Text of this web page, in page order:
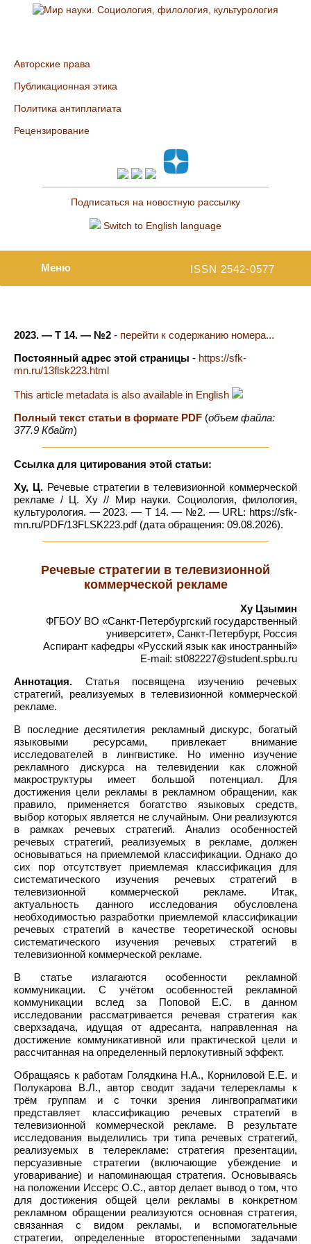
Авторские права
Публикационная этика
Политика антиплагиата
Рецензирование
Подписаться на новостную рассылку
Switch to English language
ISSN 2542-0577
Меню
2023. — Т 14. — №2 - перейти к содержанию номера...
Постоянный адрес этой страницы - https://sfk-
mn.ru/13flsk223.html
This article metadata is also available in English
Полный текст статьи в формате PDF (объем файла:
377.9 Кбайт)
Ссылка для цитирования этой статьи:
Ху, Ц. Речевые стратегии в телевизионной коммерческой
рекламе / Ц. Ху // Мир науки. Социология, филология,
культурология. — 2023. — Т 14. — №2. — URL: https://sfk-
mn.ru/PDF/13FLSK223.pdf (дата обращения: 09.08.2026).
Речевые стратегии в телевизионной
коммерческой рекламе
Ху Цзымин
ФГБОУ ВО «Санкт-Петербургский государственный
университет», Санкт-Петербург, Россия
Аспирант кафедры «Русский язык как иностранный»
E-mail: st082227@student.spbu.ru
Аннотация. Статья посвящена изучению речевых
стратегий, реализуемых в телевизионной коммерческой
рекламе.
В последние десятилетия рекламный дискурс, богатый
языковыми ресурсами, привлекает внимание
исследователей в лингвистике. Но именно изучение
рекламного дискурса на телевидении как сложной
макроструктуры имеет большой потенциал. Для
достижения цели рекламы в рекламном обращении, как
правило, применяется богатство языковых средств,
выбор которых является не случайным. Они реализуются
в рамках речевых стратегий. Анализ особенностей
речевых стратегий, реализуемых в рекламе, должен
основываться на приемлемой классификации. Однако до
сих пор отсутствует приемлемая классификация для
систематического изучения речевых стратегий в
телевизионной коммерческой рекламе. Итак,
актуальность данного исследования обусловлена
необходимостью разработки приемлемой классификации
речевых стратегий в качестве теоретической основы
систематического изучения речевых стратегий в
телевизионной коммерческой рекламе.
В статье излагаются особенности рекламной
коммуникации. С учётом особенностей рекламной
коммуникации вслед за Поповой Е.С. в данном
исследовании рассматривается речевая стратегия как
сверхзадача, идущая от адресанта, направленная на
достижение коммуникативной или практической цели и
рассчитанная на определенный перлокутивный эффект.
Обращаясь к работам Голядкина Н.А., Корниловой Е.Е. и
Полукарова В.Л., автор сводит задачи телерекламы к
трём группам и с точки зрения лингвопрагматики
представляет классификацию речевых стратегий в
телевизионной коммерческой рекламе. В результате
исследования выделились три типа речевых стратегий,
реализуемых в телерекламе: стратегия презентации,
персуазивные стратегии (включающие убеждение и
уговаривание) и напоминающая стратегия. Основываясь
на положении Иссерс О.С., автор делает вывод о том, что
для достижения общей цели рекламы в конкретном
рекламном обращении реализуются основная стратегия,
связанная с видом рекламы, и вспомогательные
стратегии, определенные второстепенными задачами